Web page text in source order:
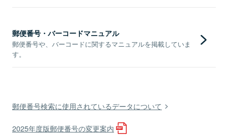
郵便番号・バーコードマニュアル
郵便番号や、バーコードに関するマニュアルを掲載していま
す。
郵便番号検索に使用されているデータについて
2025年度版郵便番号の変更案内